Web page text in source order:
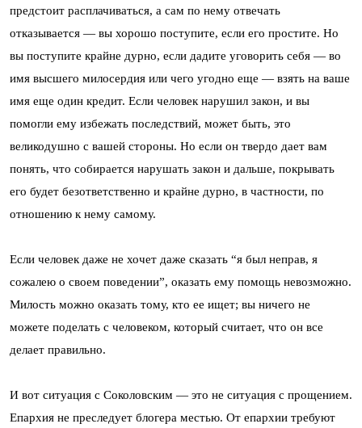
предстоит расплачиваться, а сам по нему отвечать
отказывается — вы хорошо поступите, если его простите. Но
вы поступите крайне дурно, если дадите уговорить себя — во
имя высшего милосердия или чего угодно еще — взять на ваше
имя еще один кредит. Если человек нарушил закон, и вы
помогли ему избежать последствий, может быть, это
великодушно с вашей стороны. Но если он твердо дает вам
понять, что собирается нарушать закон и дальше, покрывать
его будет безответственно и крайне дурно, в частности, по
отношению к нему самому.
Если человек даже не хочет даже сказать “я был неправ, я
сожалею о своем поведении”, оказать ему помощь невозможно.
Милость можно оказать тому, кто ее ищет; вы ничего не
можете поделать с человеком, который считает, что он все
делает правильно.
И вот ситуация с Соколовским — это не ситуация с прощением.
Епархия не преследует блогера местью. От епархии требуют